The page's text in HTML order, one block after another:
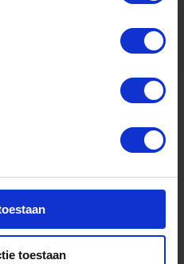
toestaan